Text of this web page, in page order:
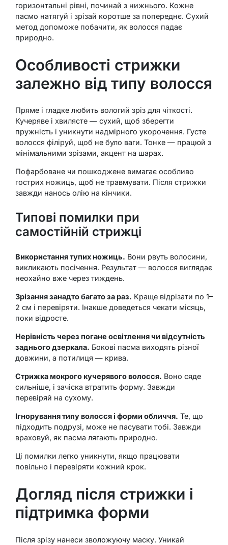
горизонтальні рівні, починай з нижнього. Кожне
пасмо натягуй і зрізай коротше за попереднє. Сухий
метод допоможе побачити, як волосся падає
природно.
Особливості стрижки
залежно від типу волосся
Пряме і гладке любить вологий зріз для чіткості.
Кучеряве і хвилясте — сухий, щоб зберегти
пружність і уникнути надмірного укорочення. Густе
волосся філіруй, щоб не було ваги. Тонке — працюй з
мінімальними зрізами, акцент на шарах.
Пофарбоване чи пошкоджене вимагає особливо
гострих ножиць, щоб не травмувати. Після стрижки
завжди нанось олію на кінчики.
Типові помилки при
самостійній стрижці
Використання тупих ножиць. Вони рвуть волосини,
викликають посічення. Результат — волосся виглядає
неохайно вже через тиждень.
Зрізання занадто багато за раз. Краще відрізати по 1–
2 см і перевіряти. Інакше доведеться чекати місяць,
поки відросте.
Нерівність через погане освітлення чи відсутність
заднього дзеркала. Бокові пасма виходять різної
довжини, а потилиця — крива.
Стрижка мокрого кучерявого волосся. Воно сяде
сильніше, і зачіска втратить форму. Завжди
перевіряй на сухому.
Ігнорування типу волосся і форми обличчя. Те, що
підходить подрузі, може не пасувати тобі. Завжди
враховуй, як пасма лягають природно.
Ці помилки легко уникнути, якщо працювати
повільно і перевіряти кожний крок.
Догляд після стрижки і
підтримка форми
Після зрізу нанеси зволожуючу маску. Уникай